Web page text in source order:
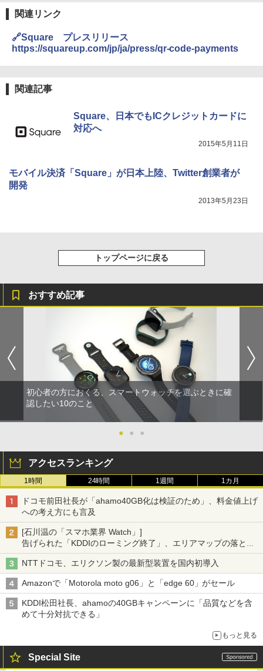
関連リンク
🔗Square プレスリリース
https://squareup.com/jp/ja/press/qr-code-payments
関連記事
Square、日本でもICクレジットカードに
対応へ
2015年5月11日
モバイル決済「Square」が日本上陸、Twitter創業者が
開発
2013年5月23日
トップページに戻る
おすすめ記事
初心者の方におくる、スマートウォッチを選ぶときに確
認したい10のこと
● ● ●
アクセスランキング
1時間 24時間 1週間 1カ月
ドコモ前田社長が「ahamo40GB化は検証のため」、料金値上げ
への考え方にも言及
[石川温の「スマホ業界 Watch」]
告げられた「KDDIのローミング終了」、エリアマップの落とし
穴と楽天モバイルの課題
NTTドコモ、エリクソン製の最新型装置を国内初導入
Amazonで「Motorola moto g06」と「edge 60」がセール
KDDI松田社長、ahamoの40GBキャンペーンに「品質などを含
めて十分対抗できる」
もっと見る
Special Site